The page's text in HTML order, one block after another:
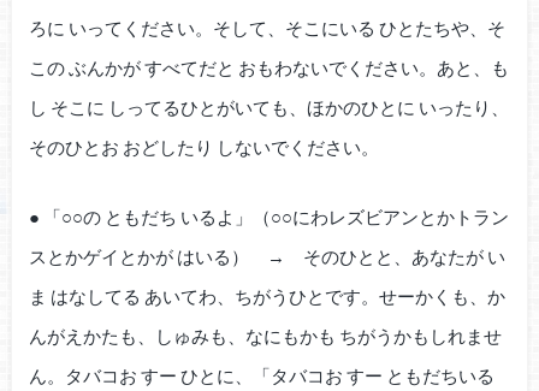
ろに いってください。そして、そこにいる ひとたちや、そ
この ぶんかが すべてだと おもわないでください。あと、も
し そこに しってるひとがいても、ほかのひとに いったり、
そのひとお おどしたり しないでください。
● 「○○の ともだち いるよ」（○○にわレズビアンとかトラン
スとかゲイとかが はいる） → そのひとと、あなたが い
ま はなしてる あいてわ、ちがうひとです。せーかくも、か
んがえかたも、しゅみも、なにもかも ちがうかもしれませ
ん。タバコお すー ひとに、「タバコお すー ともだちいる